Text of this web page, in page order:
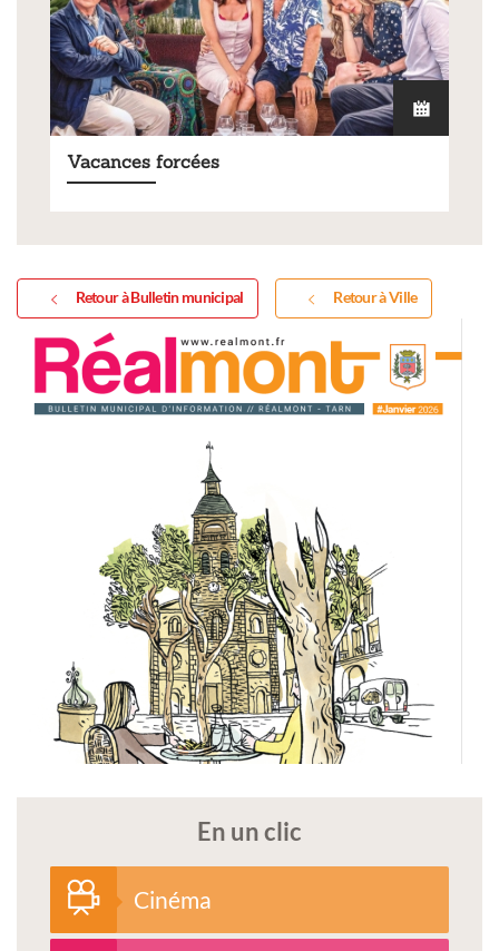
Vacances forcées
Retour à Bulletin municipal Retour à Ville
En un clic
Cinéma